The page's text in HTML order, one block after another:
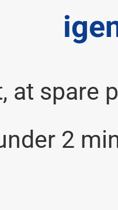
at spare
2